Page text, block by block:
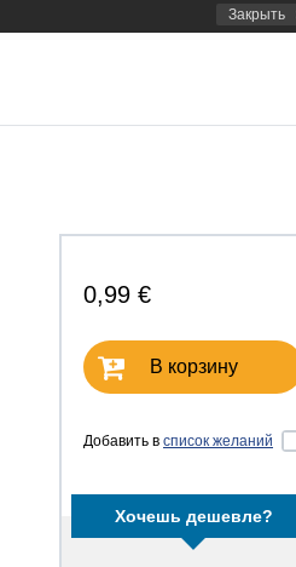
Закрыть
0,99 €
В корзину
Добавить в список желаний
Хочешь дешевле?